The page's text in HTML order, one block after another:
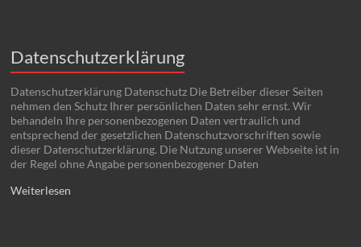
Datenschutzerklärung
Datenschutzerklärung Datenschutz Die Betreiber dieser Seiten
nehmen den Schutz Ihrer persönlichen Daten sehr ernst. Wir
behandeln Ihre personenbezogenen Daten vertraulich und
entsprechend der gesetzlichen Datenschutzvorschriften sowie
dieser Datenschutzerklärung. Die Nutzung unserer Webseite ist in
der Regel ohne Angabe personenbezogener Daten
Weiterlesen